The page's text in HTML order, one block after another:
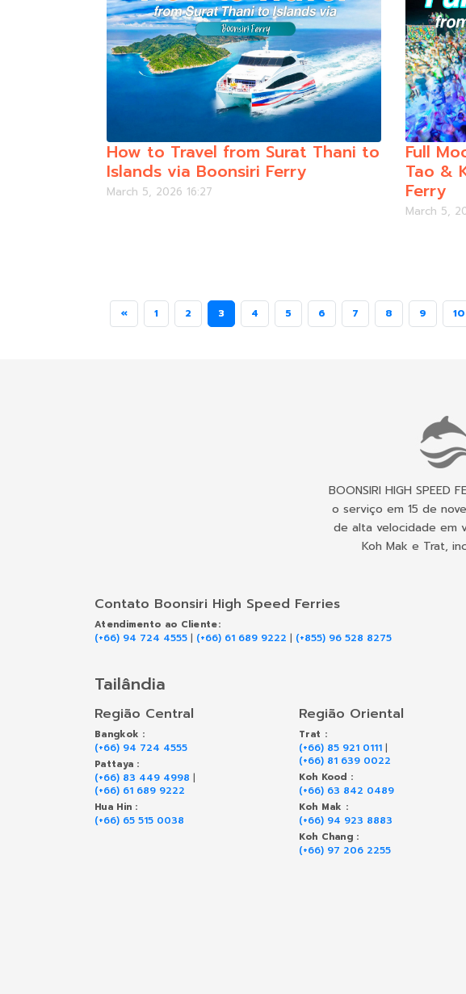
How to Travel from Surat Thani to
Islands via Boonsiri Ferry
March 5, 2026 16:27
Full
Tao &
Ferry
March 5,
« 1 2 3 4 5 6 7 8 9 10
BOONSIRI HIGH SPEED
o serviço em 15 de
de alta velocidade em
Koh Mak e Trat,
Contato Boonsiri High Speed Ferries
Atendimento ao Cliente:
(+66) 94 724 4555 | (+66) 61 689 9222 | (+855) 96 528 8275
Tailândia
Região Central
Bangkok :
(+66) 94 724 4555
Pattaya :
(+66) 83 449 4998 |
(+66) 61 689 9222
Hua Hin :
(+66) 65 515 0038
Região Oriental
Trat :
(+66) 85 921 0111 |
(+66) 81 639 0022
Koh Kood :
(+66) 63 842 0489
Koh Mak :
(+66) 94 923 8883
Koh Chang :
(+66) 97 206 2255